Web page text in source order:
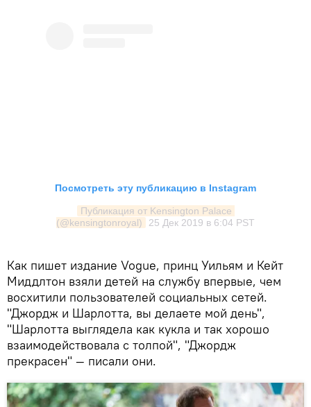
Посмотреть эту публикацию в Instagram
Публикация от Kensington Palace
(@kensingtonroyal)
25 Дек 2019 в 6:04 PST
Как пишет издание Vogue, принц Уильям и Кейт
Миддлтон взяли детей на службу впервые, чем
восхитили пользователей социальных сетей.
"Джордж и Шарлотта, вы делаете мой день",
"Шарлотта выглядела как кукла и так хорошо
взаимодействовала с толпой", "Джордж
прекрасен" — писали они.